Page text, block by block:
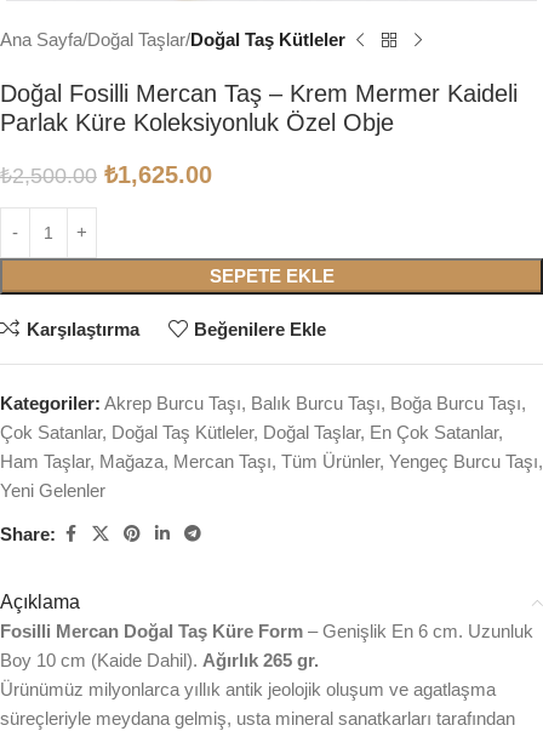
Ana Sayfa Doğal Taşlar Doğal Taş Kütleler
Doğal Fosilli Mercan Taş – Krem Mermer Kaideli
Parlak Küre Koleksiyonluk Özel Obje
₺2,500.00 ₺1,625.00
SEPETE EKLE
Karşılaştırma Beğenilere Ekle
Kategoriler: Akrep Burcu Taşı, Balık Burcu Taşı, Boğa Burcu Taşı,
Çok Satanlar, Doğal Taş Kütleler, Doğal Taşlar, En Çok Satanlar,
Ham Taşlar, Mağaza, Mercan Taşı, Tüm Ürünler, Yengeç Burcu Taşı,
Yeni Gelenler
Share:
Açıklama
Fosilli Mercan Doğal Taş Küre Form – Genişlik En 6 cm. Uzunluk
Boy 10 cm (Kaide Dahil). Ağırlık 265 gr.
Ürünümüz milyonlarca yıllık antik jeolojik oluşum ve agatlaşma
süreçleriyle meydana gelmiş, usta mineral sanatkarları tarafından